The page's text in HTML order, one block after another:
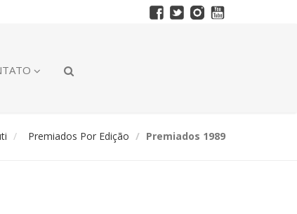
Premiados Por Edição Premiados 1989